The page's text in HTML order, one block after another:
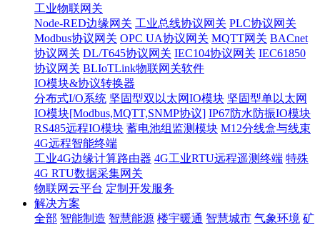
工业物联网关
Node-RED边缘网关 工业总线协议网关 PLC协议网关
Modbus协议网关 OPC UA协议网关 MQTT网关 BACnet
协议网关 DL/T645协议网关 IEC104协议网关 IEC61850
协议网关 BLIoTLink物联网关软件
IO模块&协议转换器
分布式I/O系统 坚固型双以太网IO模块 坚固型单以太网
IO模块[Modbus,MQTT,SNMP协议] IP67防水防振IO模块
RS485远程IO模块 蓄电池组监测模块 M12分线盒与线束
4G远程智能终端
工业4G边缘计算路由器 4G工业RTU远程遥测终端 特殊
4G RTU数据采集网关
物联网云平台 定制开发服务
解决方案
全部 智能制造 智慧能源 楼宇暖通 智慧城市 气象环境 矿